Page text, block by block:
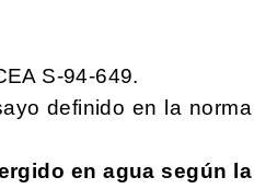
S-94-649.
definido en la norma
en agua según la